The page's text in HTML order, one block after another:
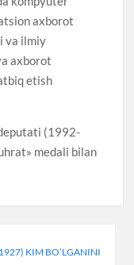
axborot
va ilmiy
axborot
etish
(1992-
medali bilan
KIM BO’LGANINI